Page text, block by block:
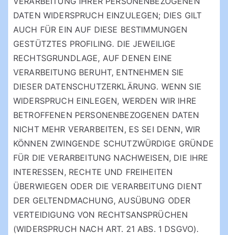
DATEN WIDERSPRUCH EINZULEGEN; DIES GILT
AUCH FÜR EIN AUF DIESE BESTIMMUNGEN
GESTÜTZTES PROFILING. DIE JEWEILIGE
RECHTSGRUNDLAGE, AUF DENEN EINE
VERARBEITUNG BERUHT, ENTNEHMEN SIE
DIESER DATENSCHUTZERKLÄRUNG. WENN SIE
WIDERSPRUCH EINLEGEN, WERDEN WIR IHRE
BETROFFENEN PERSONENBEZOGENEN DATEN
NICHT MEHR VERARBEITEN, ES SEI DENN, WIR
KÖNNEN ZWINGENDE SCHUTZWÜRDIGE GRÜNDE
FÜR DIE VERARBEITUNG NACHWEISEN, DIE IHRE
INTERESSEN, RECHTE UND FREIHEITEN
ÜBERWIEGEN ODER DIE VERARBEITUNG DIENT
DER GELTENDMACHUNG, AUSÜBUNG ODER
VERTEIDIGUNG VON RECHTSANSPRÜCHEN
(WIDERSPRUCH NACH ART. 21 ABS. 1 DSGVO).